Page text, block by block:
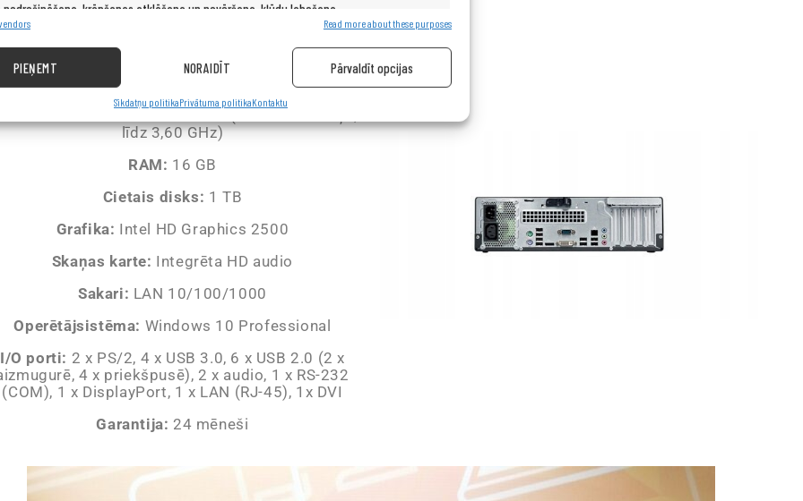
nodrošināšana, krāpšanas atklāšana un novēršana, kļūdu labošana,
un satura nodrošināšana un rādīšana.
Read more about these purposes
PIEŅEMT NORAIDĪT Pārvaldīt opcijas
Sīkdatņu politikaPrivātuma politikaKontaktu
Ražotājs:
Modelis:
Intel® Core™ i5-3470 (6 MB kešatmiņa,
līdz 3,60 GHz)
RAM: 16 GB
Cietais disks: 1 TB
Grafika: Intel HD Graphics 2500
Skaņas karte: Integrēta HD audio
Sakari: LAN 10/100/1000
Operētājsistēma: Windows 10 Professional
I/O porti: 2 x PS/2, 4 x USB 3.0, 6 x USB 2.0 (2 x
4 x priekšpusē), 2 x audio, 1 x RS-232
(COM), 1 x DisplayPort, 1 x LAN (RJ-45), 1x DVI
Garantija: 24 mēneši